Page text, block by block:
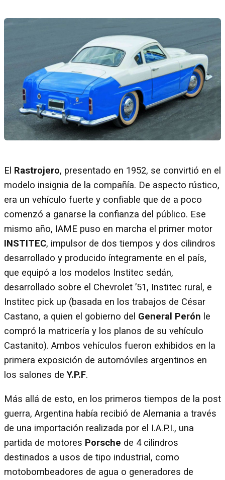
El Rastrojero, presentado en 1952, se convirtió en el
modelo insignia de la compañía. De aspecto rústico,
era un vehículo fuerte y confiable que de a poco
comenzó a ganarse la confianza del público. Ese
mismo año, IAME puso en marcha el primer motor
INSTITEC, impulsor de dos tiempos y dos cilindros
desarrollado y producido íntegramente en el país,
que equipó a los modelos Institec sedán,
desarrollado sobre el Chevrolet ’51, Institec rural, e
Institec pick up (basada en los trabajos de César
Castano, a quien el gobierno del General Perón le
compró la matricería y los planos de su vehículo
Castanito). Ambos vehículos fueron exhibidos en la
primera exposición de automóviles argentinos en
los salones deY.P.F.
Más allá de esto, en los primeros tiempos de la post
guerra, Argentina había recibió de Alemania a través
de una importación realizada por el I.A.P.I., una
partida de motores Porsche de 4 cilindros
destinados a usos de tipo industrial, como
motobombeadores de agua o generadores de